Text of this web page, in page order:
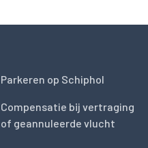
Parkeren op Schiphol
Compensatie bij vertraging
of geannuleerde vlucht